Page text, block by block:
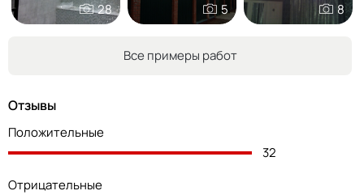
28 5 8
Все примеры работ
Отзывы
Положительные
32
Отрицательные